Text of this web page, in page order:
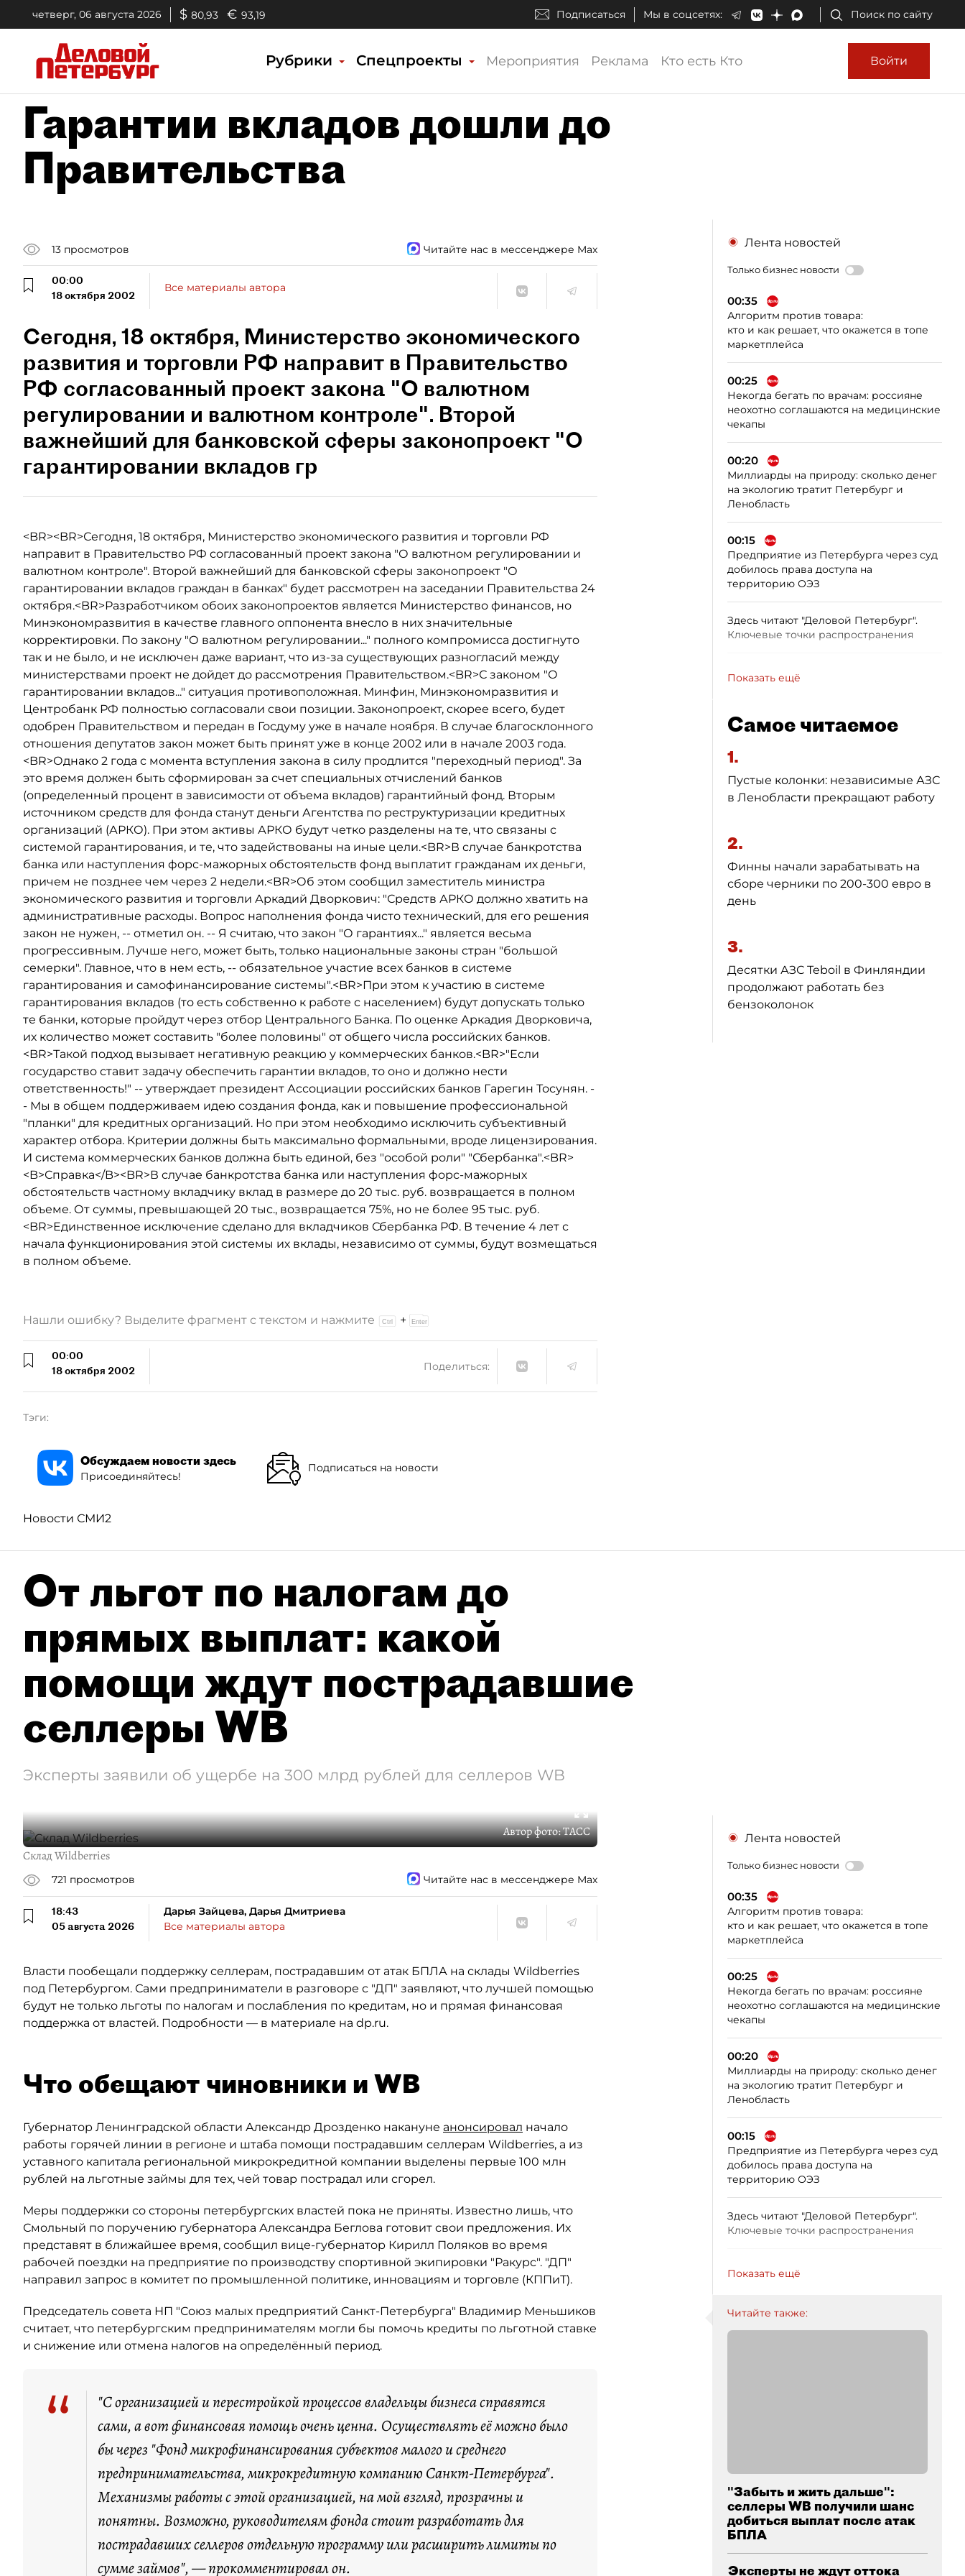
четверг, 06 августа 2026 $ 80,93 € 93,19 Подписаться Мы в соцсетях: Поиск по сайту
Рубрики Спецпроекты Мероприятия Реклама Кто есть Кто Войти
Гарантии вкладов дошли до
Правительства
13 просмотров Читайте нас в мессенджере Max
00:00
18 октября 2002
Все материалы автора
Сегодня, 18 октября, Министерство экономического
развития и торговли РФ направит в Правительство
РФ согласованный проект закона "О валютном
регулировании и валютном контроле". Второй
важнейший для банковской сферы законопроект "О
гарантировании вкладов гр
<BR><BR>Сегодня, 18 октября, Министерство экономического развития и торговли РФ
направит в Правительство РФ согласованный проект закона "О валютном регулировании и
валютном контроле". Второй важнейший для банковской сферы законопроект "О
гарантировании вкладов граждан в банках" будет рассмотрен на заседании Правительства 24
октября.<BR>Разработчиком обоих законопроектов является Министерство финансов, но
Минэкономразвития в качестве главного оппонента внесло в них значительные
корректировки. По закону "О валютном регулировании..." полного компромисса достигнуто
так и не было, и не исключен даже вариант, что из-за существующих разногласий между
министерствами проект не дойдет до рассмотрения Правительством.<BR>С законом "О
гарантировании вкладов..." ситуация противоположная. Минфин, Минэкономразвития и
Центробанк РФ полностью согласовали свои позиции. Законопроект, скорее всего, будет
одобрен Правительством и передан в Госдуму уже в начале ноября. В случае благосклонного
отношения депутатов закон может быть принят уже в конце 2002 или в начале 2003 года.
<BR>Однако 2 года с момента вступления закона в силу продлится "переходный период". За
это время должен быть сформирован за счет специальных отчислений банков
(определенный процент в зависимости от объема вкладов) гарантийный фонд. Вторым
источником средств для фонда станут деньги Агентства по реструктуризации кредитных
организаций (АРКО). При этом активы АРКО будут четко разделены на те, что связаны с
системой гарантирования, и те, что задействованы на иные цели.<BR>В случае банкротства
банка или наступления форс-мажорных обстоятельств фонд выплатит гражданам их деньги,
причем не позднее чем через 2 недели.<BR>Об этом сообщил заместитель министра
экономического развития и торговли Аркадий Дворкович: "Средств АРКО должно хватить на
административные расходы. Вопрос наполнения фонда чисто технический, для его решения
закон не нужен, -- отметил он. -- Я считаю, что закон "О гарантиях..." является весьма
прогрессивным. Лучше него, может быть, только национальные законы стран "большой
семерки". Главное, что в нем есть, -- обязательное участие всех банков в системе
гарантирования и самофинансирование системы".<BR>При этом к участию в системе
гарантирования вкладов (то есть собственно к работе с населением) будут допускать только
те банки, которые пройдут через отбор Центрального Банка. По оценке Аркадия Дворковича,
их количество может составить "более половины" от общего числа российских банков.
<BR>Такой подход вызывает негативную реакцию у коммерческих банков.<BR>"Если
государство ставит задачу обеспечить гарантии вкладов, то оно и должно нести
ответственность!" -- утверждает президент Ассоциации российских банков Гарегин Тосунян. -
- Мы в общем поддерживаем идею создания фонда, как и повышение профессиональной
"планки" для кредитных организаций. Но при этом необходимо исключить субъективный
характер отбора. Критерии должны быть максимально формальными, вроде лицензирования.
И система коммерческих банков должна быть единой, без "особой роли" "Сбербанка".<BR>
<B>Справка</B><BR>В случае банкротства банка или наступления форс-мажорных
обстоятельств частному вкладчику вклад в размере до 20 тыс. руб. возвращается в полном
объеме. От суммы, превышающей 20 тыс., возвращается 75%, но не более 95 тыс. руб.
<BR>Единственное исключение сделано для вкладчиков Сбербанка РФ. В течение 4 лет с
начала функционирования этой системы их вклады, независимо от суммы, будут возмещаться
в полном объеме.
Лента новостей
Только бизнес новости
00:35
Алгоритм против товара:
кто и как решает, что окажется в топе
маркетплейса
00:25
Некогда бегать по врачам: россияне
неохотно соглашаются на медицинские
чекапы
00:20
Миллиарды на природу: сколько денег
на экологию тратит Петербург и
Ленобласть
00:15
Предприятие из Петербурга через суд
добилось права доступа на
территорию ОЭЗ
Здесь читают "Деловой Петербург".
Ключевые точки распространения
Показать ещё
Самое читаемое
1.
Пустые колонки: независимые АЗС
в Ленобласти прекращают работу
2.
Финны начали зарабатывать на
сборе черники по 200-300 евро в
день
3.
Десятки АЗС Teboil в Финляндии
продолжают работать без
бензоколонок
Нашли ошибку? Выделите фрагмент с текстом и нажмите +
00:00
18 октября 2002
Поделиться:
Тэги:
Обсуждаем новости здесь
Присоединяйтесь!
Подписаться на новости
Новости СМИ2
От льгот по налогам до
прямых выплат: какой
помощи ждут пострадавшие
селлеры WB
Эксперты заявили об ущербе на 300 млрд рублей для селлеров WB
Автор фото:ТАСС
Склад Wildberries
721 просмотров Читайте нас в мессенджере Max
18:43
05 августа 2026
Дарья Зайцева, Дарья Дмитриева
Все материалы автора
Власти пообещали поддержку селлерам, пострадавшим от атак БПЛА на склады Wildberries
под Петербургом. Сами предприниматели в разговоре с "ДП" заявляют, что лучшей помощью
будут не только льготы по налогам и послабления по кредитам, но и прямая финансовая
поддержка от властей. Подробности — в материале на dp.ru.
Что обещают чиновники и WB
Губернатор Ленинградской области Александр Дрозденко накануне анонсировал начало
работы горячей линии в регионе и штаба помощи пострадавшим селлерам Wildberries, а из
уставного капитала региональной микрокредитной компании выделены первые 100 млн
рублей на льготные займы для тех, чей товар пострадал или сгорел.
Меры поддержки со стороны петербургских властей пока не приняты. Известно лишь, что
Смольный по поручению губернатора Александра Беглова готовит свои предложения. Их
представят в ближайшее время, сообщил вице-губернатор Кирилл Поляков во время
рабочей поездки на предприятие по производству спортивной экипировки "Ракурс". "ДП"
направил запрос в комитет по промышленной политике, инновациям и торговле (КППиТ).
Председатель совета НП "Союз малых предприятий Санкт-Петербурга" Владимир Меньшиков
считает, что петербургским предпринимателям могли бы помочь кредиты по льготной ставке
и снижение или отмена налогов на определённый период.
“
"С организацией и перестройкой процессов владельцы бизнеса справятся
сами, а вот финансовая помощь очень ценна. Осуществлять её можно было
бы через "Фонд микрофинансирования субъектов малого и среднего
предпринимательства, микрокредитную компанию Санкт-Петербурга".
Механизмы работы с этой организацией, на мой взгляд, прозрачны и
понятны. Возможно, руководителям фонда стоит разработать для
пострадавших селлеров отдельную программу или расширить лимиты по
сумме займов", — прокомментировал он.
Лента новостей
Только бизнес новости
00:35
Алгоритм против товара:
кто и как решает, что окажется в топе
маркетплейса
00:25
Некогда бегать по врачам: россияне
неохотно соглашаются на медицинские
чекапы
00:20
Миллиарды на природу: сколько денег
на экологию тратит Петербург и
Ленобласть
00:15
Предприятие из Петербурга через суд
добилось права доступа на
территорию ОЭЗ
Здесь читают "Деловой Петербург".
Ключевые точки распространения
Показать ещё
Читайте также:
"Забыть и жить дальше":
селлеры WB получили шанс
добиться выплат после атак
БПЛА
Эксперты не ждут оттока